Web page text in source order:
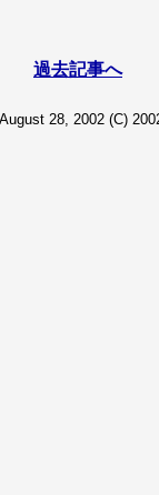
過去記事へ
28, 2002 (C)